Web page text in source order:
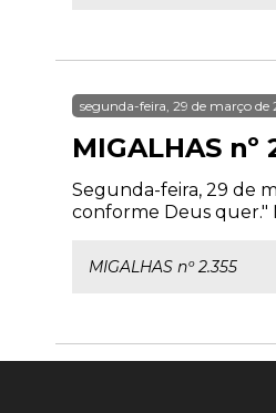
segunda-feira, 29 de março de
MIGALHAS nº
Segunda-feira, 29 de
conforme Deus quer."
MIGALHAS nº 2.355